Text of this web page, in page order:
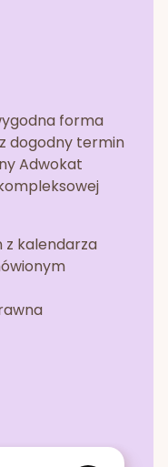
forma
dogodny termin
Adwokat
kalendarza